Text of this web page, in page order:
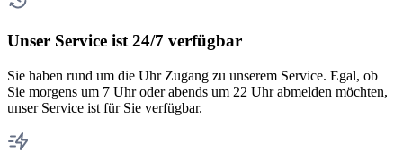
Unser Service ist 24/7 verfügbar
Sie haben rund um die Uhr Zugang zu unserem Service. Egal, ob
Sie morgens um 7 Uhr oder abends um 22 Uhr abmelden möchten,
unser Service ist für Sie verfügbar.